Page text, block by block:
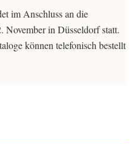
im Anschluss an die
in Düsseldorf statt.
können telefonisch bestellt